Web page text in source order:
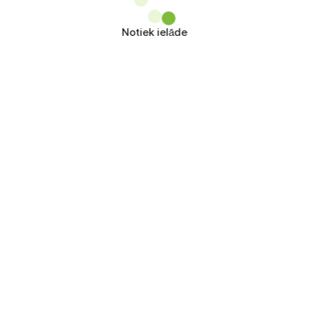
Notiek ielāde